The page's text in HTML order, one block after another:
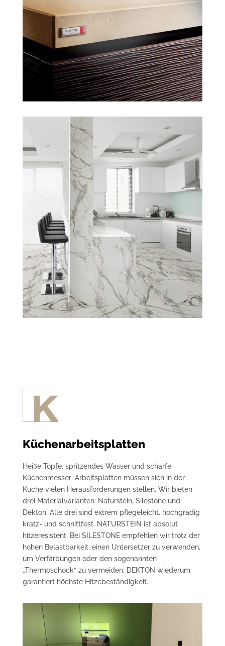
Küchenarbeitsplatten
Heiße Töpfe, spritzendes Wasser und scharfe
Küchenmesser: Arbeitsplatten müssen sich in der
Küche vielen Herausforderungen stellen. Wir bieten
drei Materialvarianten: Naturstein, Silestone und
Dekton. Alle drei sind extrem pflegeleicht, hochgradig
kratz- und schnittfest. NATURSTEIN ist absolut
hitzeresistent. Bei SILESTONE empfehlen wir trotz der
hohen Belastbarkeit, einen Untersetzer zu verwenden,
um Verfärbungen oder den sogenannten
„Thermoschock“ zu vermeiden. DEKTON wiederum
garantiert höchste Hitzebeständigkeit.